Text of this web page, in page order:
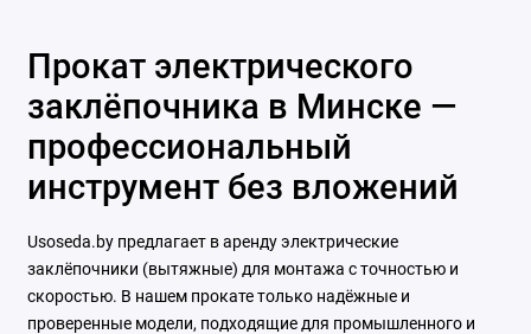
Прокат электрического
заклёпочника в Минске —
профессиональный
инструмент без вложений
Usoseda.by предлагает в аренду электрические
заклёпочники (вытяжные) для монтажа с точностью и
скоростью. В нашем прокате только надёжные и
проверенные модели, подходящие для промышленного и